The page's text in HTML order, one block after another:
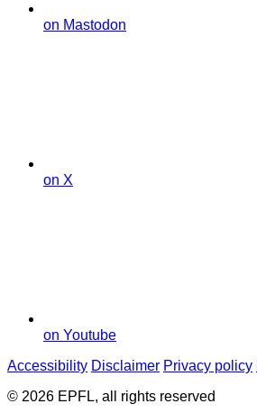
on Mastodon
on X
on Youtube
Accessibility Disclaimer Privacy policy
© 2026 EPFL, all rights reserved